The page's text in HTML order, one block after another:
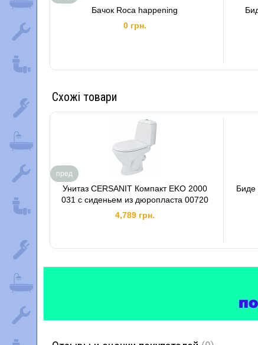
Бачок Roca happening
0 грн.
Схожі товари
Унитаз CERSANIT Компакт EKO 2000
031 с сиденьем из дюропласта 00720
4,789 грн.
Биде
пред